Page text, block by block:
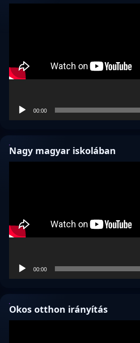
00:00
Nagy magyar iskolában
00:00
Okos otthon irányítás